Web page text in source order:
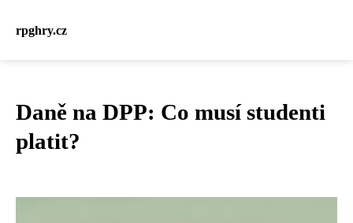
rpghry.cz
Daně na DPP: Co musí studenti
platit?